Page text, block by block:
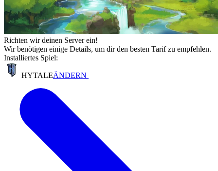
Richten wir deinen Server ein!
Wir benötigen einige Details, um dir den besten Tarif zu empfehlen.
Installiertes Spiel:
HYTALEÄNDERN